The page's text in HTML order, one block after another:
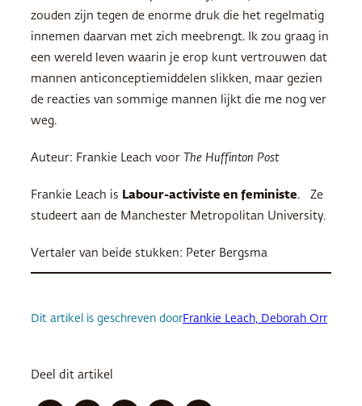
zouden zijn tegen de enorme druk die het regelmatig
innemen daarvan met zich meebrengt. Ik zou graag in
een wereld leven waarin je erop kunt vertrouwen dat
mannen anticonceptiemiddelen slikken, maar gezien
de reacties van sommige mannen lijkt die me nog ver
weg.
Auteur: Frankie Leach voor The Huffinton Post
Frankie Leach is Labour-activiste en feministe. Ze
studeert aan de Manchester Metropolitan University.
Vertaler van beide stukken: Peter Bergsma
Dit artikel is geschreven doorFrankie Leach, Deborah Orr
Deel dit artikel